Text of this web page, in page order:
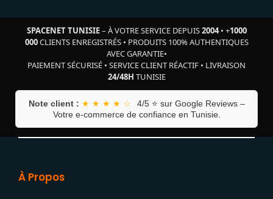
SPACENET TUNISIE– À VOTRE SERVICE DEPUIS2004• +1000
000CLIENTS ENREGISTRÉS• PRODUITS 100% AUTHENTIQUES
AVEC GARANTIE•
PAIEMENT SÉCURISÉ • SERVICE CLIENT RÉACTIF • LIVRAISON
24/48H TUNISIE
Note client : ★ ★ ★ ★ ☆
4/5 ⭐ sur Google Reviews –
Votre e-commerce de confiance en Tunisie.
À Propos